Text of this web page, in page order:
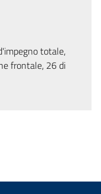
totale,
frontale, 26 di